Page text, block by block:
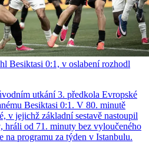
Besiktasi 0:1, v oslabení rozhodl
utkání 3. předkola Evropské
Besiktasi 0:1. V 80. minutě
v jejichž základní sestavě nastoupil
od 71. minuty bez vyloučeného
na programu za týden v Istanbulu.